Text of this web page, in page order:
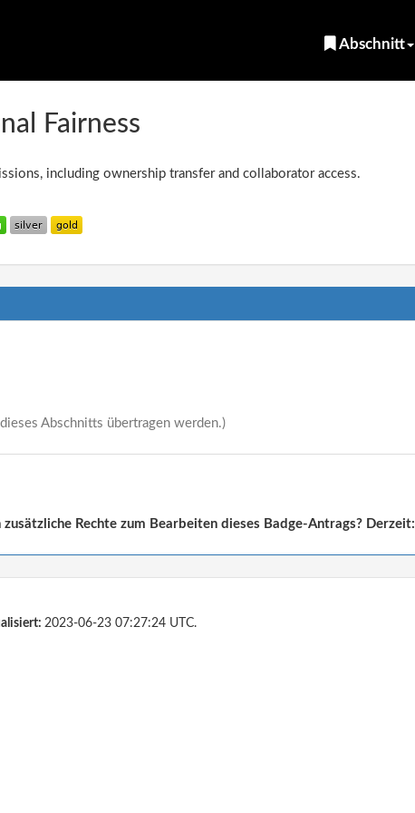
Abschnitt
Fairness
including ownership transfer and collaborator access.
Abschnitts übertragen werden.)
Rechte zum Bearbeiten dieses Badge-Antrags?
2023-06-23 07:27:24 UTC.